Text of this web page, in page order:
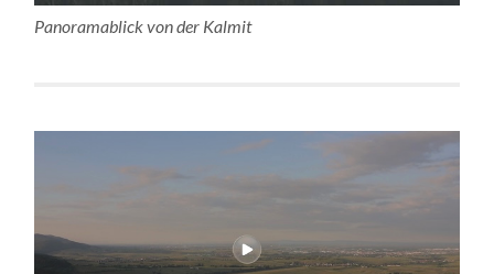
Panoramablick von der Kalmit